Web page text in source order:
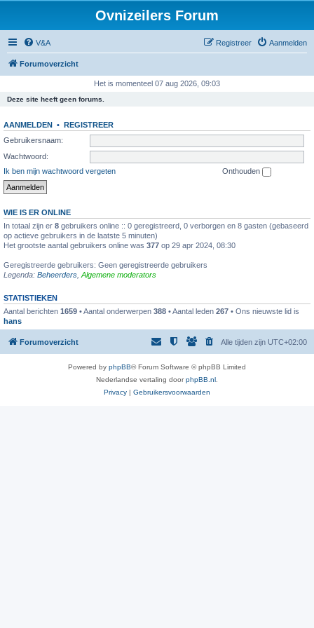
Ovnizeilers Forum
V&A Aanmelden
Registreer
Forumoverzicht
Het is momenteel 07 aug 2026, 09:03
Deze site heeft geen forums.
AANMELDEN • REGISTREER
Gebruikersnaam:
Wachtwoord:
Ik ben mijn wachtwoord vergeten
Onthouden
WIE IS ER ONLINE
In totaal zijn er 8 gebruikers online :: 0 geregistreerd, 0 verborgen en 8 gasten (gebaseerd
op actieve gebruikers in de laatste 5 minuten)
Het grootste aantal gebruikers online was 377 op 29 apr 2024, 08:30
Geregistreerde gebruikers: Geen geregistreerde gebruikers
Legenda: Beheerders Algemene moderators
STATISTIEKEN
Aantal berichten 1659 • Aantal onderwerpen 388 • Aantal leden 267 • Ons nieuwste lid is
hans
Forumoverzicht Alle tijden zijn UTC+02:00
Powered by phpBB® Forum Software © phpBB Limited
Nederlandse vertaling doorphpBB.nl
Privacy | Gebruikersvoorwaarden